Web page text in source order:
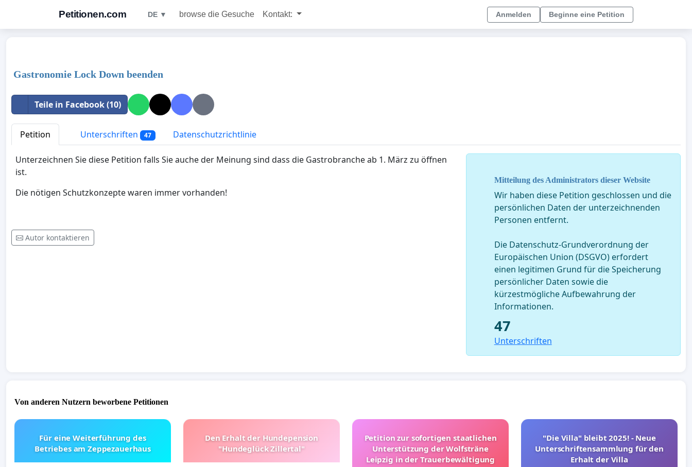
Petitionen.com DE ▼ browse die Gesuche Kontakt: Anmelden Beginne eine Petition
Gastronomie Lock Down beenden
Teile in Facebook (10)
Petition Unterschriften 47 Datenschutzrichtlinie
Unterzeichnen Sie diese Petition falls Sie auche der Meinung sind dass die Gastrobranche ab 1. März zu öffnen
ist.
Die nötigen Schutzkonzepte waren immer vorhanden!
Autor kontaktieren
Mitteilung des Administrators dieser Website
Wir haben diese Petition geschlossen und die
persönlichen Daten der unterzeichnenden
Personen entfernt.
Die Datenschutz-Grundverordnung der
Europäischen Union (DSGVO) erfordert
einen legitimen Grund für die Speicherung
persönlicher Daten sowie die
kürzestmögliche Aufbewahrung der
Informationen.
47
Unterschriften
Von anderen Nutzern beworbene Petitionen
Für eine Weiterführung des
Betriebes am Zeppezauerhaus
Den Erhalt der Hundepension
"Hundeglück Zillertal"
Petition zur sofortigen staatlichen
Unterstützung der Wolfsträne
Leipzig in der Trauerbewältigung
"Die Villa" bleibt 2025! - Neue
Unterschriftensammlung für den
Erhalt der Villa